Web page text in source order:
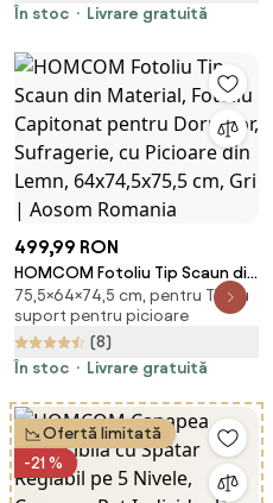
În stoc
Livrare gratuită
499,99 RON
HOMCOM Fotoliu Tip Scaun din
Material, Fotoliu Capitonat
pentru Dormitor, Sufragerie, cu
Picioare din Lemn,
64x74,5x75,5 cm, Gri | Aosom
75,5×64×74,5 cm, pentru TV, cu
suport pentru picioare
(8)
În stoc
Livrare gratuită
Ofertă limitată
-21 %